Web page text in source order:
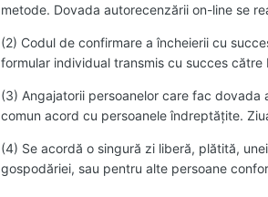
metode. Dovada autorecenzării on-line se
(2) Codul de confirmare a încheierii cu
formular individual transmis cu succes către
(3) Angajatorii persoanelor care fac
comun acord cu persoanele îndreptăţite.
(4) Se acordă o singură zi liberă, plătită,
gospodăriei, sau pentru alte persoane